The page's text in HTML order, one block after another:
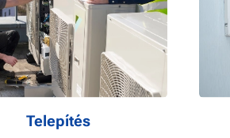
Telepítés